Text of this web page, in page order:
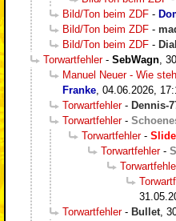
Bild/Ton beim ZDF -
Bild/Ton beim ZDF -
Bild/Ton beim ZDF -
Torwartfehler- SebWagn
Manuel Neuer - Wie
Franke 04.06.2026,
Torwartfehler- Dennis-
Torwartfehler-
Torwartfehler-
Torwartfehler-
Torwartfehler- Bullet